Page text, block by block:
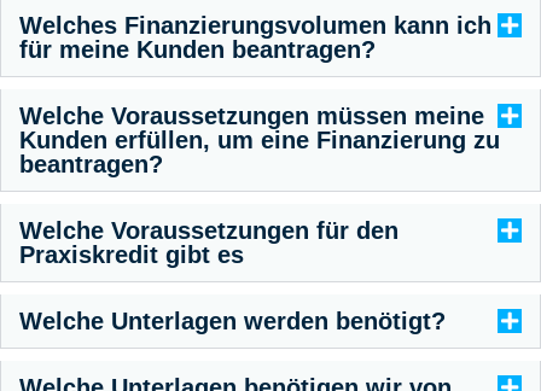
Welches Finanzierungsvolumen kann ich
für meine Kunden beantragen?
Welche Voraussetzungen müssen meine
Kunden erfüllen, um eine Finanzierung zu
beantragen?
Welche Voraussetzungen für den
Praxiskredit gibt es
Welche Unterlagen werden benötigt?